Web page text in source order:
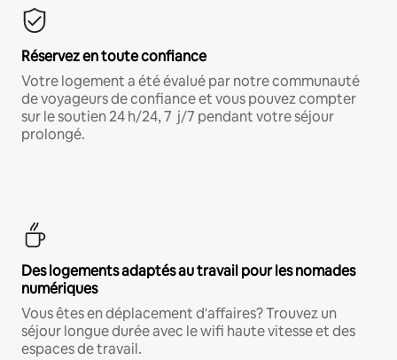
Réservez en toute confiance
Votre logement a été évalué par notre communauté
de voyageurs de confiance et vous pouvez compter
sur le soutien 24 h/24, 7 j/7 pendant votre séjour
prolongé.
Des logements adaptés au travail pour les nomades
numériques
Vous êtes en déplacement d'affaires? Trouvez un
séjour longue durée avec le wifi haute vitesse et des
espaces de travail.